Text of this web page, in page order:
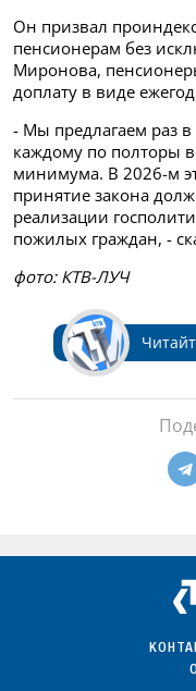
Он призвал
пенсионерам без
Миронова,
доплату в виде
- Мы предлагаем раз
каждому по полторы
минимума. В 2026-м
принятие закона
реализации
пожилых граждан, -
фото: КТВ-ЛУЧ